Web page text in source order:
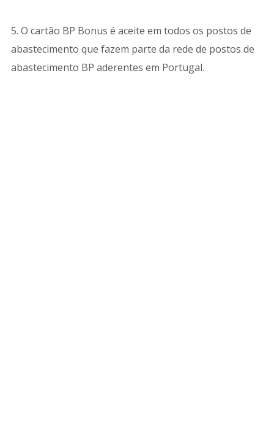
5. O cartão BP Bonus é aceite em todos os postos de
abastecimento que fazem parte da rede de postos de
abastecimento BP aderentes em Portugal.